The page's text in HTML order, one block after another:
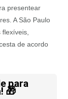
presentear
A São Paulo
de acordo
para
🎁